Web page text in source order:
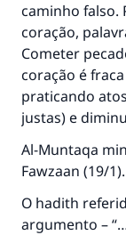
caminho falso.
coração,
Cometer
coração é
praticando
justas) e
Al-Muntaqa
Fawzaan (19/1).
O hadith
argumento –